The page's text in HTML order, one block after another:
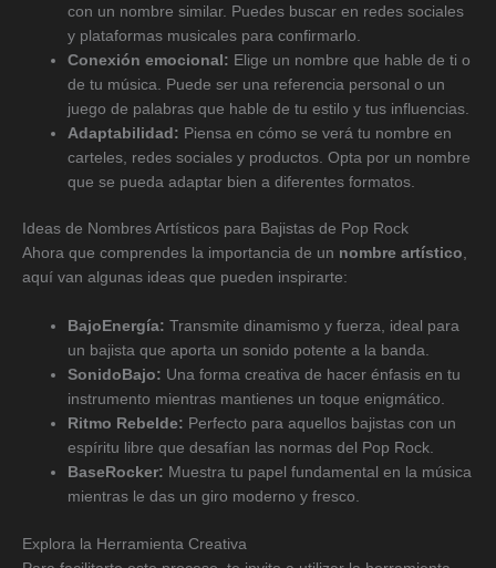
con un nombre similar. Puedes buscar en redes sociales
y plataformas musicales para confirmarlo.
Conexión emocional: Elige un nombre que hable de ti o
de tu música. Puede ser una referencia personal o un
juego de palabras que hable de tu estilo y tus influencias.
Adaptabilidad: Piensa en cómo se verá tu nombre en
carteles, redes sociales y productos. Opta por un nombre
que se pueda adaptar bien a diferentes formatos.
Ideas de Nombres Artísticos para Bajistas de Pop Rock
Ahora que comprendes la importancia de un nombre artístico,
aquí van algunas ideas que pueden inspirarte:
BajoEnergía: Transmite dinamismo y fuerza, ideal para
un bajista que aporta un sonido potente a la banda.
SonidoBajo: Una forma creativa de hacer énfasis en tu
instrumento mientras mantienes un toque enigmático.
Ritmo Rebelde: Perfecto para aquellos bajistas con un
espíritu libre que desafían las normas del Pop Rock.
BaseRocker: Muestra tu papel fundamental en la música
mientras le das un giro moderno y fresco.
Explora la Herramienta Creativa